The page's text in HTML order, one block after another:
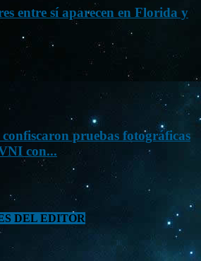
entre sí aparecen en Florida y
pruebas fotográficas
con...
DEL EDITOR